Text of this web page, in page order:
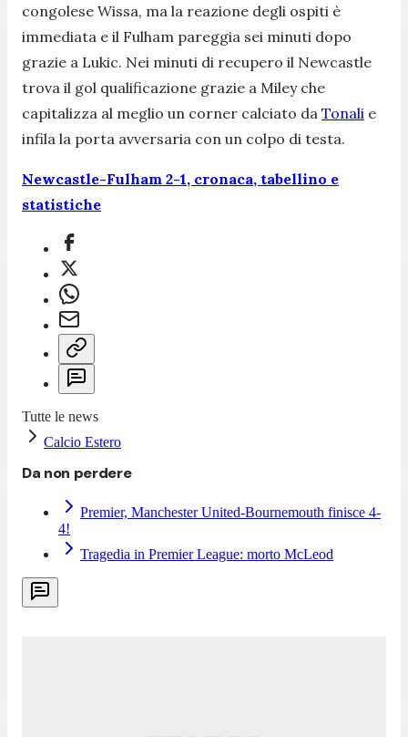
congolese Wissa, ma la reazione degli ospiti è
immediata e il Fulham pareggia sei minuti dopo
grazie a Lukic. Nei minuti di recupero il Newcastle
trova il gol qualificazione grazie a Miley che
capitalizza al meglio un corner calciato da Tonali e
infila la porta avversaria con un colpo di testa.
Newcastle-Fulham 2-1, cronaca, tabellino e
statistiche
Tutte le news
Calcio Estero
Da non perdere
Premier, Manchester United-Bournemouth finisce 4-
4!
Tragedia in Premier League: morto McLeod